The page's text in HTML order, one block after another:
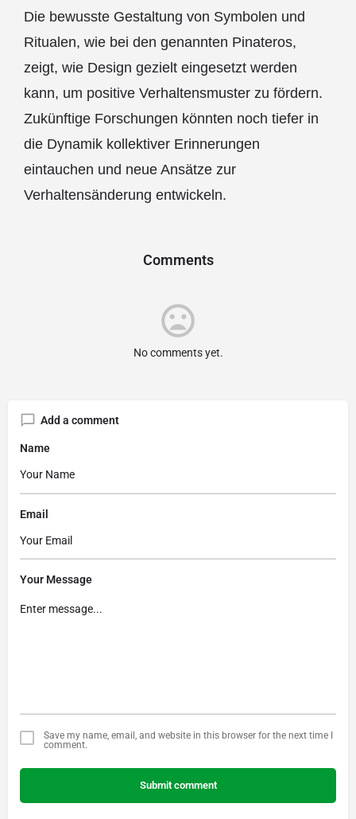
Die bewusste Gestaltung von Symbolen und
Ritualen, wie bei den genannten Pinateros,
zeigt, wie Design gezielt eingesetzt werden
kann, um positive Verhaltensmuster zu fördern.
Zukünftige Forschungen könnten noch tiefer in
die Dynamik kollektiver Erinnerungen
eintauchen und neue Ansätze zur
Verhaltensänderung entwickeln.
Comments
No comments yet.
Add a comment
Name
Email
Your Message
Save my name, email, and website in this browser for the next time I
comment.
Submit comment